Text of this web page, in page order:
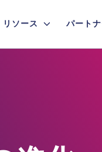
リソース パート